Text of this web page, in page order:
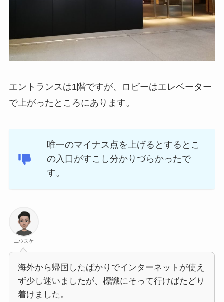
エントランスは1階ですが、ロビーはエレベーター
で上がったところにあります。
唯一のマイナス点を上げるとするとこ
の入口がすこし分かりづらかったで
す。
ユウスケ
海外から帰国したばかりでインターネットが使え
ず少し迷いましたが、標識にそって行けばたどり
着けました。